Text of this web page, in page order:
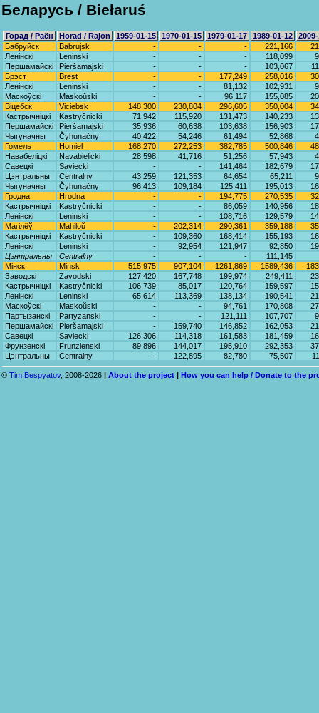
Беларусь / Biełaruś
Горад / Раён Horad / Rajon 1959-01-15 1970-01-15 1979-01-17 1989-01-12
Бабруйск
Babrujsk - - - 221,166
Ленінскі
Leninski - - - 118,099
Першамайскі
Pieršamajski - - - 103,067
Брэст
Brest - - 177,249 258,016
Ленiнскi
Leninski - - 81,132 102,931
Маскоўскi
Maskoŭski - - 96,117 155,085
Віцебск
Viciebsk 148,300 230,804 296,605 350,004
Кастрычніцкі
Kastryčnicki 71,942 115,920 131,473 140,233
Першамайскі
Pieršamajski 35,936 60,638 103,638 156,903
Чыгуначны
Čyhunačny 40,422 54,246 61,494 52,868
Гомель
Homiel 168,270 272,253 382,785 500,846
Навабеліцкі
Navabielicki 28,598 41,716 51,256 57,943
Савецкі
Saviecki - - 141,464 182,679
Цэнтральны
Centralny 43,259 121,353 64,654 65,211
Чыгуначны
Čyhunačny 96,413 109,184 125,411 195,013
Гродна
Hrodna - - 194,775 270,535
Кастрычніцкі
Kastryčnicki - - 86,059 140,956
Ленінскі
Leninski - - 108,716 129,579
Магілёў
Mahiloŭ - 202,314 290,361 359,188
Кастрычніцкі
Kastryčnicki - 109,360 168,414 155,193
Ленінскі
Leninski - 92,954 121,947 92,850
Цэнтральны
Centralny - - -
111,145
Мінск
Minsk 515,975 907,104 1261,869 1589,436
Заводскі
Zavodski 127,420 167,748 199,974 249,411
Кастрычніцкі
Kastryčnicki 106,739 85,017 120,764 159,597
Ленінскі
Leninski 65,614 113,369 138,134 190,541
Маскоўскі
Maskoŭski - - 94,761 170,808
Партызанскі
Partyzanski - - 121,111 107,707
Першамайскі
Pieršamajski - 159,740 146,852 162,053
Савецкі
Saviecki 126,306 114,318 161,583 181,459
Фрунзенскі
Frunzienski 89,896 144,017 195,910 292,353
Цэнтральны
Centralny - 122,895 82,780 75,507
© Tim Bespyatov, 2008-2026 | About the project | How you can help / Donate to the